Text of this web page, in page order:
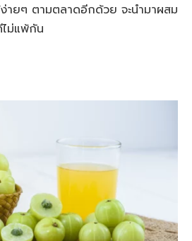
ายๆ ตามตลาดอีกด้วย จะนำมาผสม
ไม่แพ้กัน